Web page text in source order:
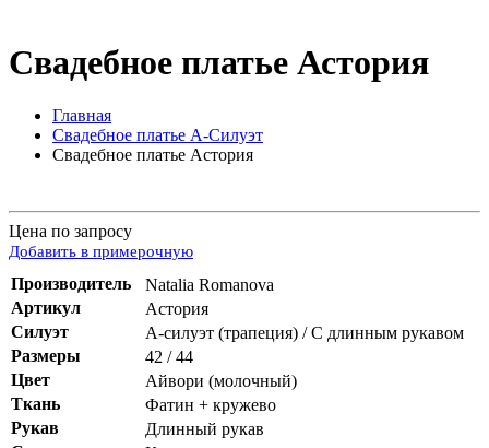
Свадебное платье Астория
Главная
Свадебное платье А-Силуэт
Свадебное платье Астория
Цена по запросу
Добавить в примерочную
Производитель
Natalia Romanova
Артикул
Астория
Силуэт
А-силуэт (трапеция) / С длинным рукавом
Размеры
42 / 44
Цвет
Айвори (молочный)
Ткань
Фатин + кружево
Рукав
Длинный рукав